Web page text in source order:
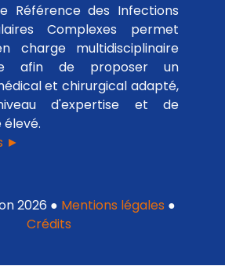
Référence des Infections
Complexes permet
charge multidisciplinaire
afin de proposer un
et chirurgical adapté,
d'expertise et de
►
2026 ● Mentions légales ●
Crédits